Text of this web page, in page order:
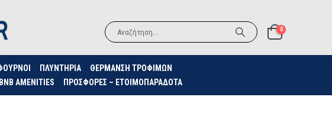
0
ΠΛΥΝΤΗΡΙΑ
ΘΈΡΜΑΝΣΗ ΤΡΟΦΊΜΩΝ
AMENITIES ΠΡΟΣΦΟΡΈΣ – ΕΤΟΙΜΟΠΑΡΆΔΟΤΑ